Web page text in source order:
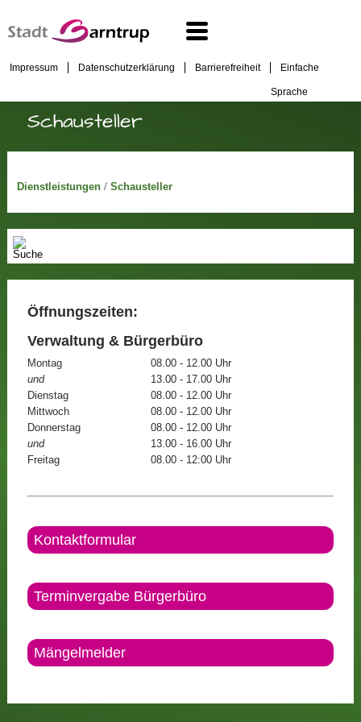
Impressum Datenschutzerklärung Barrierefreiheit Einfache
Sprache
Schausteller
Dienstleistungen/ Schausteller
Öffnungszeiten:
Verwaltung & Bürgerbüro
Montag
08.00 - 12.00 Uhr
und
13.00 - 17.00 Uhr
Dienstag
08.00 - 12.00 Uhr
Mittwoch
08.00 - 12.00 Uhr
Donnerstag
08.00 - 12.00 Uhr
und
13.00 - 16.00 Uhr
Freitag
08.00 - 12:00 Uhr
Kontaktformular
Terminvergabe Bürgerbüro
Mängelmelder